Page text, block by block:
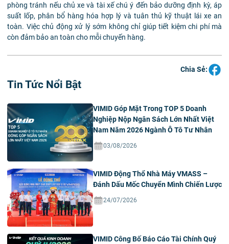
phòng tránh nếu chủ xe và tài xế chú ý đến bảo dưỡng định kỳ, áp
suất lốp, phân bổ hàng hóa hợp lý và tuân thủ kỹ thuật lái xe an
toàn. Việc chủ động xử lý sớm không chỉ giúp tiết kiệm chi phí mà
còn đảm bảo an toàn cho mỗi chuyến hàng.
Chia Sẻ:
Tin Tức Nổi Bật
VIMID Góp Mặt Trong TOP 5 Doanh
Nghiệp Nộp Ngân Sách Lớn Nhất Việt
Nam Năm 2026 Ngành Ô Tô Tư Nhân
03/08/2026
VIMID Động Thổ Nhà Máy VMASS –
Đánh Dấu Mốc Chuyển Mình Chiến Lược
24/07/2026
VIMID Công Bố Báo Cáo Tài Chính Quý